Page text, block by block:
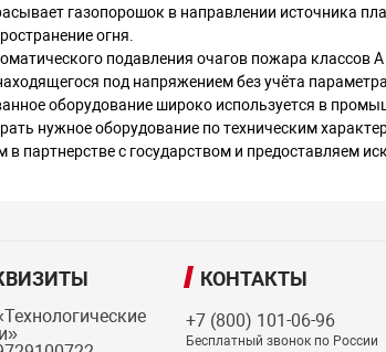
газопорошок в направлении источника
огня.
подавления очагов пожара классов
под напряжением без учёта
оборудование широко используется в
нужное оборудование по техническим
партнерстве с государством и предоставляем
КОНТАКТЫ
+7 (800) 101-06-96
Бесплатный звонок по России